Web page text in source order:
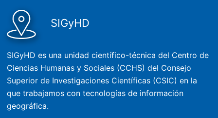
SIGyHD
SIGyHD es una unidad científico-técnica del Centro de
Ciencias Humanas y Sociales (CCHS) del Consejo
Superior de Investigaciones Científicas (CSIC) en la
que trabajamos con tecnologías de información
geográfica.